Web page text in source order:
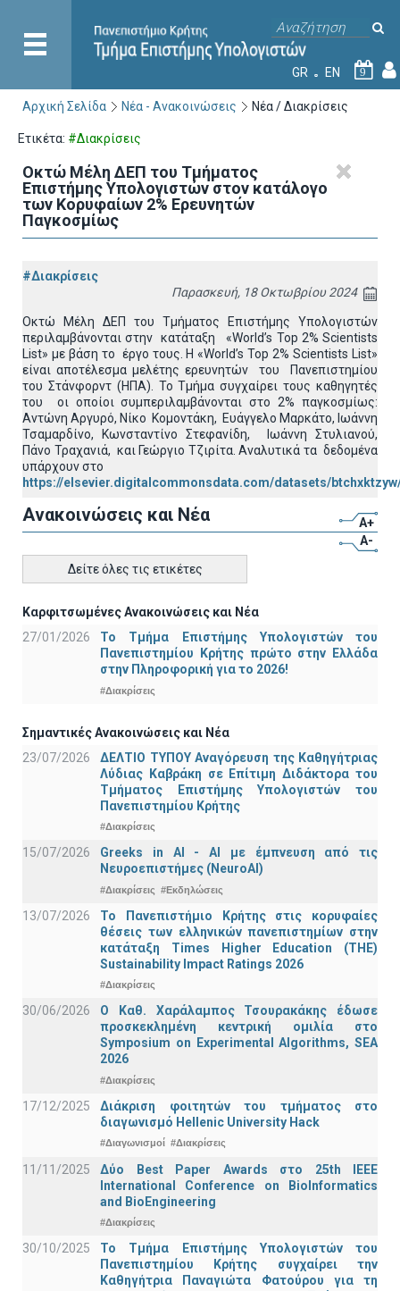
GR EN 9
Αρχική Σελίδα Νέα - Ανακοινώσεις Νέα / Διακρίσεις
Ετικέτα: #Διακρίσεις
Οκτώ Μέλη ΔΕΠ του Τμήματος
Επιστήμης Υπολογιστών στον κατάλογο
των Κορυφαίων 2% Ερευνητών
Παγκοσμίως
#Διακρίσεις
Παρασκευή, 18 Οκτωβρίου 2024
Οκτώ Μέλη ΔΕΠ του Τμήματος Επιστήμης Υπολογιστών
περιλαμβάνονται στην κατάταξη «World’s Top 2% Scientists
List» με βάση το έργο τους. Η «World’s Top 2% Scientists List»
είναι αποτέλεσμα μελέτης ερευνητών του Πανεπιστημίου
του Στάνφορντ (ΗΠΑ). Το Τμήμα συγχαίρει τους καθηγητές
του οι οποίοι συμπεριλαμβάνονται στο 2% παγκοσμίως:
Αντώνη Αργυρό, Νίκο Κομοντάκη, Ευάγγελο Μαρκάτο, Ιωάννη
Τσαμαρδίνο, Κωνσταντίνο Στεφανίδη, Ιωάννη Στυλιανού,
Πάνο Τραχανιά, και Γεώργιο Τζιρίτα. Αναλυτικά τα δεδομένα
υπάρχουν στο
https://elsevier.digitalcommonsdata.com/datasets/
Ανακοινώσεις και Νέα
A+
A-
Δείτε όλες τις ετικέτες
Καρφιτσωμένες Ανακοινώσεις και Νέα
27/01/2026
Το Τμήμα Επιστήμης Υπολογιστών του
Πανεπιστημίου Κρήτης πρώτο στην Ελλάδα
στην Πληροφορική για το 2026!
#Διακρίσεις
Σημαντικές Ανακοινώσεις και Νέα
23/07/2026
ΔΕΛΤΙΟ ΤΥΠΟΥ Αναγόρευση της Καθηγήτριας
Λύδιας Καβράκη σε Επίτιμη Διδάκτορα του
Τμήματος Επιστήμης Υπολογιστών του
Πανεπιστημίου Κρήτης
#Διακρίσεις
15/07/2026
Greeks in AI - ΑΙ με έμπνευση από τις
Νευροεπιστήμες (NeuroAI)
#Διακρίσεις #Εκδηλώσεις
13/07/2026
Το Πανεπιστήμιο Κρήτης στις κορυφαίες
θέσεις των ελληνικών πανεπιστημίων στην
κατάταξη Times Higher Education (ΤΗΕ)
Sustainability Impact Ratings 2026
#Διακρίσεις
30/06/2026
Ο Καθ. Χαράλαμπος Τσουρακάκης έδωσε
προσκεκλημένη κεντρική ομιλία στο
Symposium on Experimental Algorithms, SEA
2026
#Διακρίσεις
17/12/2025
Διάκριση φοιτητών του τμήματος στο
διαγωνισμό Hellenic University Hack
#Διαγωνισμοί #Διακρίσεις
11/11/2025
Δύο Best Paper Awards στο 25th IEEE
International Conference on BioInformatics
and BioEngineering
#Διακρίσεις
30/10/2025
Το Τμήμα Επιστήμης Υπολογιστών του
Πανεπιστημίου Κρήτης συγχαίρει την
Καθηγήτρια Παναγιώτα Φατούρου για τη